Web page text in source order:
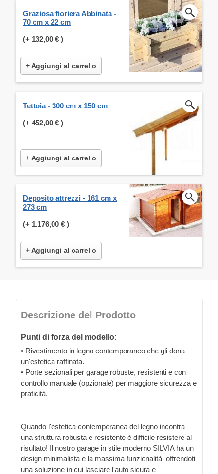
Graziosa fioriera Abbinata -
70 cm x 22 cm
(+ 132,00 € )
+ Aggiungi al carrello
Tettoia - 300 cm x 150 cm
(+ 452,00 € )
+ Aggiungi al carrello
Deposito attrezzi - 161 cm x
273 cm
(+ 1.176,00 € )
+ Aggiungi al carrello
Descrizione del Prodotto
Punti di forza del modello:
• Rivestimento in legno contemporaneo che gli dona
un'estetica raffinata.
• Porte sezionali per garage robuste, resistenti e con
controllo manuale (opzionale) per maggiore sicurezza e
praticità.
Quando l'estetica contemporanea del legno incontra
una struttura robusta e resistente è difficile resistere al
risultato! Il nostro garage in stile moderno SILVIA ha un
design minimalista e la massima funzionalità, offrendoti
una soluzione in cui lasciare l'auto sicura e